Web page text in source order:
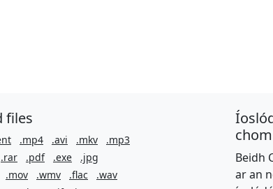
files
.mp4 .avi .mkv
.mp3
.rar .pdf .exe
.jpg
.mov .wmv .flac
.wav
Beidh
ar an